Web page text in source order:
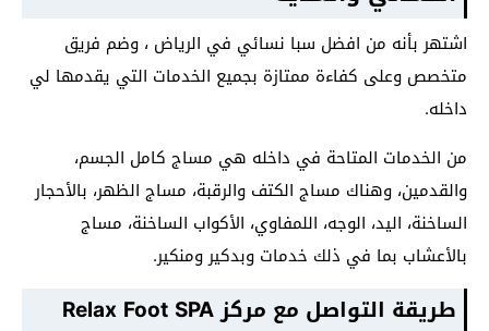
اشتهر بأنه من افضل سبا نسائي في الرياض ، وضم فريق
متخصص وعلى كفاءة ممتازة بجميع الخدمات التي يقدمها لي
داخله.
من الخدمات المتاحة في داخله هي مساج كامل الجسم،
والقدمين، وهناك مساج الكتف والرقبة، مساج الظهر، بالأحجار
الساخنة، اليد، الوجه، اللمفاوي، الأكواب الساخنة، مساج
بالأعشاب بما في ذلك خدمات وبدكير ومنكير.
طريقة التواصل مع مركز Relax Foot SPA